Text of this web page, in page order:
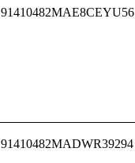
91410482MAE8CEYU56
91410482MADWR39294